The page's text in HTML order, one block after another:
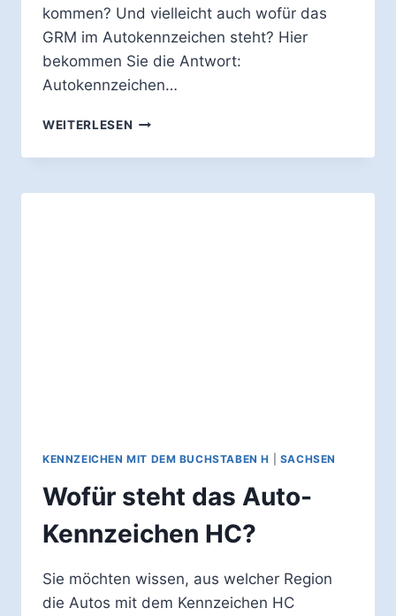
kommen? Und vielleicht auch wofür das
GRM im Autokennzeichen steht? Hier
bekommen Sie die Antwort:
Autokennzeichen…
WEITERLESEN WOFÜR
DAS
KENNZEICHEN
KENNZEICHEN MIT DEM BUCHSTABEN H SACHSEN
Wofür steht das Auto-
Kennzeichen HC?
Sie möchten wissen, aus welcher Region
die Autos mit dem Kennzeichen HC